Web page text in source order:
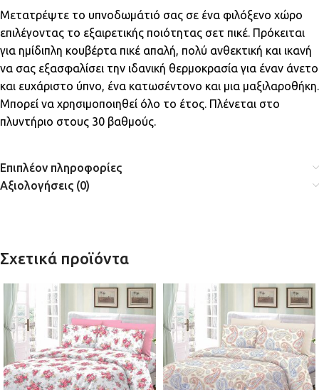
Μετατρέψτε το υπνοδωμάτιό σας σε ένα φιλόξενο χώρο
επιλέγοντας το εξαιρετικής ποιότητας σετ πικέ. Πρόκειται
για ημίδιπλη κουβέρτα πικέ απαλή, πολύ ανθεκτική και ικανή
να σας εξασφαλίσει την ιδανική θερμοκρασία για έναν άνετο
και ευχάριστο ύπνο, ένα κατωσέντονο και μια μαξιλαροθήκη.
Μπορεί να χρησιμοποιηθεί όλο το έτος. Πλένεται στο
πλυντήριο στους 30 βαθμούς.
Επιπλέον πληροφορίες
Αξιολογήσεις (0)
Σχετικά προϊόντα